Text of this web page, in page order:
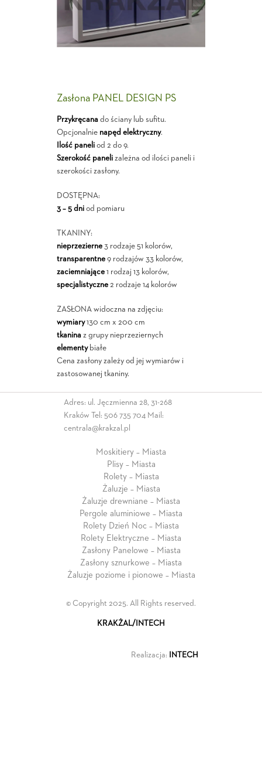
Zasłona PANEL DESIGN PS
Przykręcanado ściany lub sufitu.
Opcjonalnie napęd elektryczny.
Ilość paneliod 2 do 9.
Szerokość panelizależna od ilości paneli i
szerokości zasłony.
DOSTĘPNA:
3 – 5 dniod pomiaru
TKANINY:
nieprzezierne3 rodzaje 51 kolorów,
transparentne9 rodzajów 33 kolorów,
zaciemniające1 rodzaj 13 kolorów,
specjalistyczne2 rodzaje 14 kolorów
ZASŁONA widoczna na zdjęciu:
wymiary130 cm x 200 cm
tkaninaz grupy nieprzeziernych
elementybiałe
Cena zasłony zależy od jej wymiarów i
zastosowanej tkaniny.
Adres: ul. Jęczmienna 28, 31-268
Kraków Tel: 506 735 704 Mail:
centrala@krakzal.pl
Moskitiery – Miasta
Plisy – Miasta
Rolety – Miasta
Żaluzje – Miasta
Żaluzje drewniane – Miasta
Pergole aluminiowe – Miasta
Rolety Dzień Noc – Miasta
Rolety Elektryczne – Miasta
Zasłony Panelowe – Miasta
Zasłony sznurkowe – Miasta
Żaluzje poziome i pionowe – Miasta
© Copyright 2025. All Rights reserved.
KRAKŻAL/INTECH
Realizacja: INTECH